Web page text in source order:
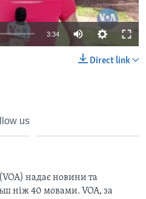
3:34
Direct link
us
надає новини та
ніж 40 мовами. VOA, за